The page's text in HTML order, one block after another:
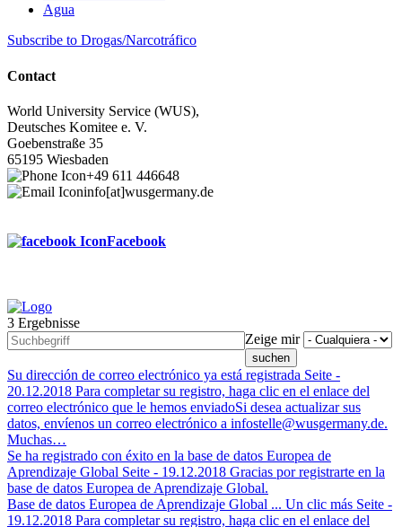
Agua
Subscribe to Drogas/Narcotráfico
Contact
World University Service (WUS),
Deutsches Komitee e. V.
Goebenstraße 35
65195 Wiesbaden
+49 611 446648
info[at]wusgermany.de
Facebook
Footer
menu
3 Ergebnisse
Zeige mir
Su dirección de correo electrónico ya está registrada Seite -
20.12.2018 Para completar su registro, haga clic en el enlace del
correo electrónico que le hemos enviadoSi desea actualizar sus
datos, envíenos un correo electrónico a infostelle@wusgermany.de.
Muchas…
Se ha registrado con éxito en la base de datos Europea de
Aprendizaje Global Seite - 19.12.2018 Gracias por registrarte en la
base de datos Europea de Aprendizaje Global.
Base de datos Europea de Aprendizaje Global ... Un clic más Seite -
19.12.2018 Para completar su registro, haga clic en el enlace del